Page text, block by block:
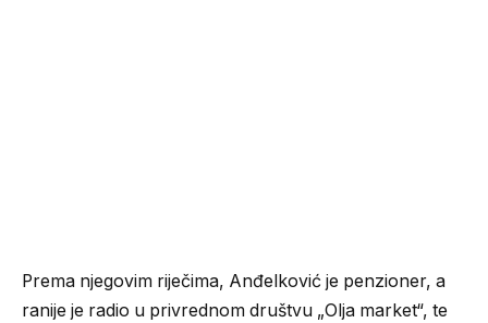
Prema njegovim riječima, Anđelković je penzioner, a
ranije je radio u privrednom društvu „Olja market“, te